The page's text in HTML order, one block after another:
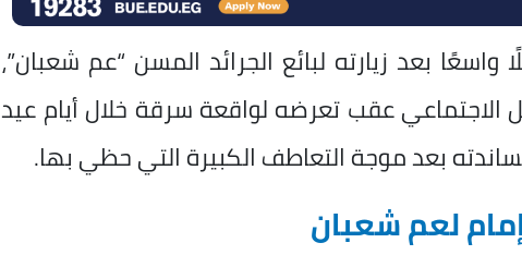
واسعًا بعد زيارته لبائع الجرائد المسن “عم شعبان”،
عقب تعرضه لواقعة سرقة خلال أيام عيد
بعد موجة التعاطف الكبيرة التي حظي بها.
لعم شعبان